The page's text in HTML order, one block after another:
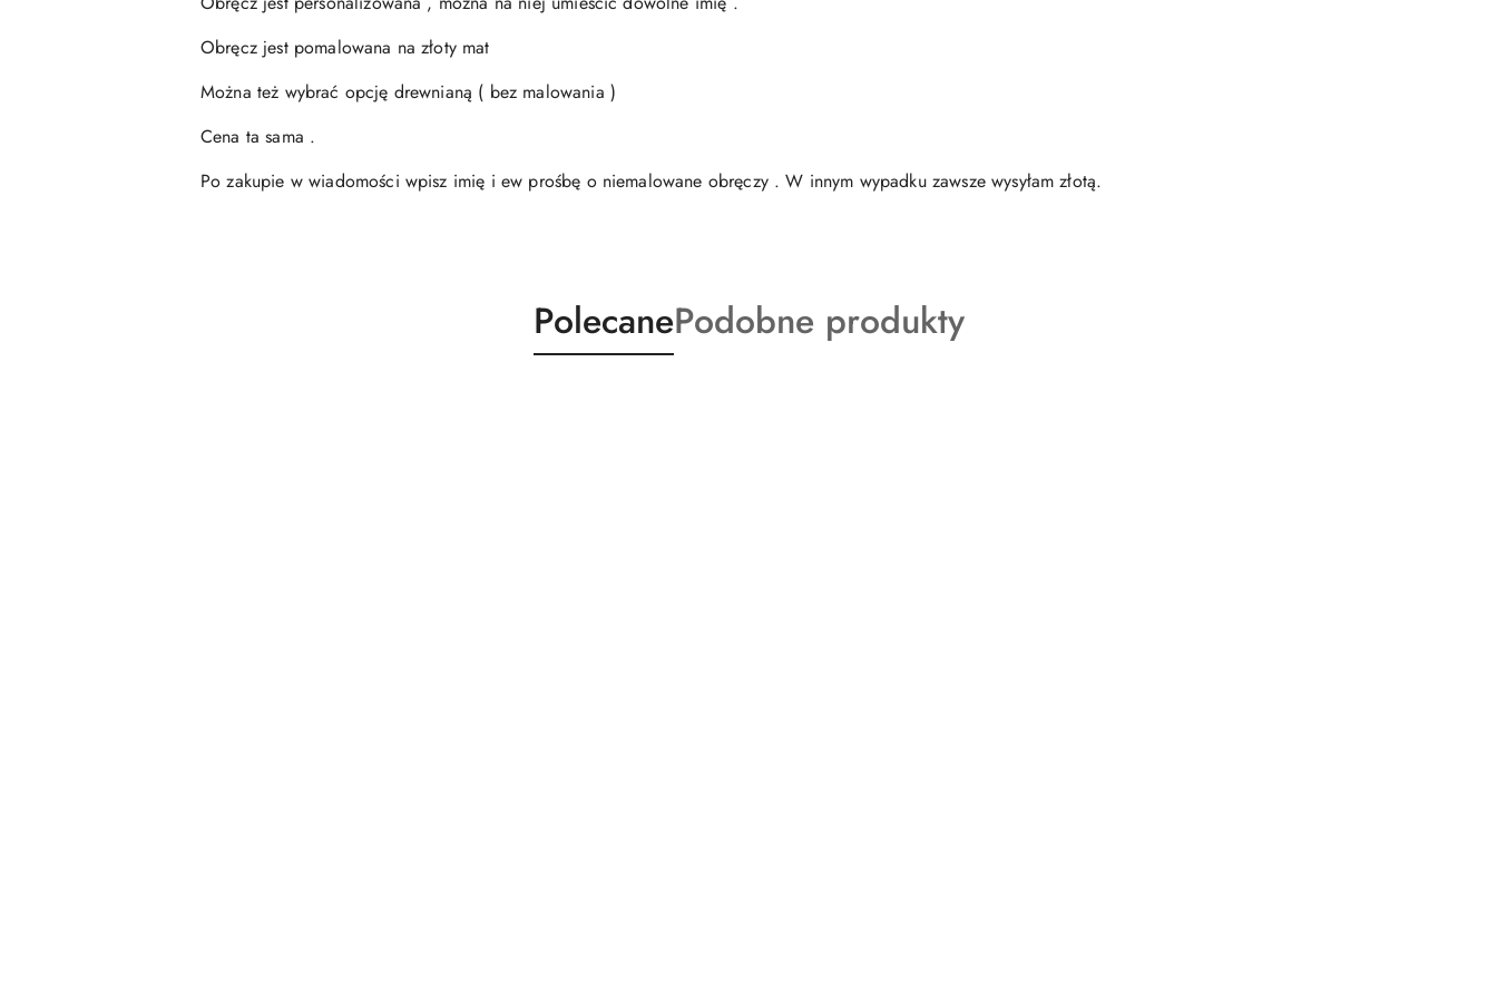
Obręcz jest pomalowana na złoty mat
Można też wybrać opcję drewnianą ( bez malowania )
Cena ta sama .
Po zakupie w wiadomości wpisz imię i ew prośbę o niemalowane obręczy . W innym wypadku zawsze wysyłam złotą.
Produkty
o
PolecaneProdukty
o
Podobne produkty